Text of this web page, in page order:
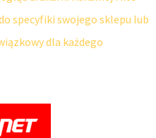
specyfiki swojego sklepu lub
dla każdego